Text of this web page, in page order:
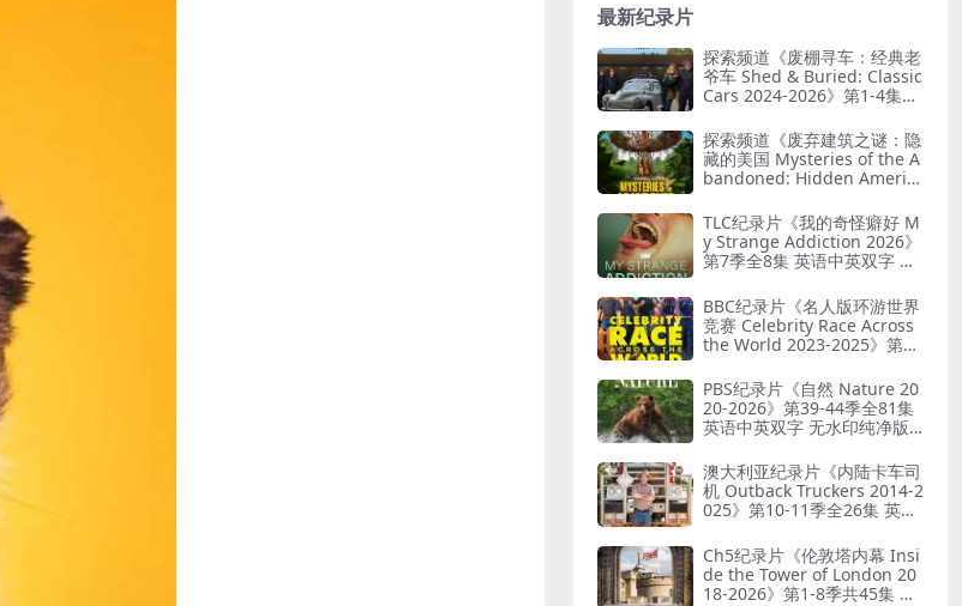
最新纪录片
探索频道《废棚寻车：经典老
爷车 Shed & Buried: Classic
Cars 2024-2026》第1-4集全
净版 翻新老爷车
探索频道《废弃建筑之谜：隐
藏的美国 Mysteries of the A
bandoned: Hidden Americ
英双字 无水印纯净版 被遗弃
之谜
TLC纪录片《我的奇怪癖好 M
y Strange Addiction 2026》
第7季全8集 英语中英双字 官
BBC纪录片《名人版环游世界
竞赛 Celebrity Race Across
the World 2023-2025》第1-
水印纯净版 1080P/MKV/44.8
G 旅行竞赛
PBS纪录片《自然 Nature 20
20-2026》第39-44季全81集
英语中英双字 无水印纯净版 1
澳大利亚纪录片《内陆卡车司
机 Outback Truckers 2014-2
025》第10-11季全26集 英语
P/MKV/37.9G 澳洲公路运输
业
Ch5纪录片《伦敦塔内幕 Insi
de the Tower of London 20
18-2026》第1-8季共45集 英